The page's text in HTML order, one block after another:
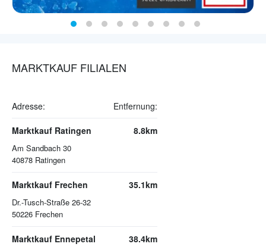
MARKTKAUF FILIALEN
Adresse: Entfernung:
Marktkauf Ratingen
Am Sandbach 30
40878 Ratingen
8.8km
Marktkauf Frechen
Dr.-Tusch-Straße 26-32
50226 Frechen
35.1km
Marktkauf Ennepetal 38.4km